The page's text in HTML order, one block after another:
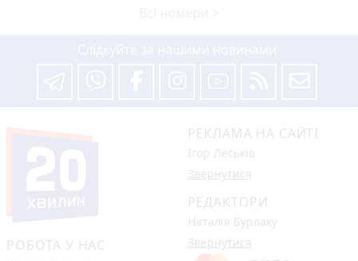
РОБОТА У НАС
РЕКЛАМА НА САЙТІ
Ігор Леськів
Звернутися
РЕДАКТОРИ
Наталія Бурлаку
Звернутися